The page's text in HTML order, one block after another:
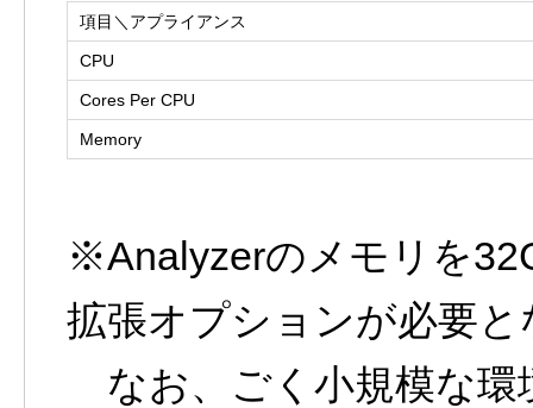
項目＼アプライアンス
CPU
Cores Per CPU
Memory
※Analyzerのメモリを
拡張オプションが必要
なお、ごく小規模な環